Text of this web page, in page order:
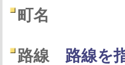
町名
路線 路線を